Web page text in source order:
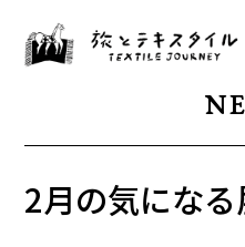
2月の気にな